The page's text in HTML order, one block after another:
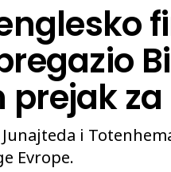
za
i
Evrope.